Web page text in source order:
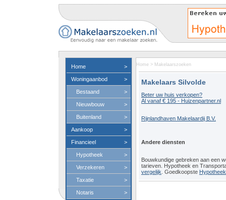
Home >
Woningaanbod >
Bestaand >
Nieuwbouw >
Buitenland >
Aankoop >
Financieel >
Hypotheek >
Verzekeren >
Taxatie >
Notaris >
Home > Makelaarszoeken
Makelaars Silvolde
Beter uw huis verkopen?
Al vanaf € 195 - Huizenpartner.nl
Rijnlandhaven Makelaardij B.V.
Andere diensten
Bouwkundige gebreken aan een
tarieven. Hypotheek en
vergelijk . Goedkoopste